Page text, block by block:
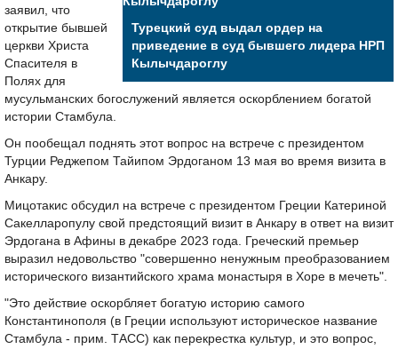
Турецкий суд выдал ордер на
приведение в суд бывшего лидера НРП
Кылычдароглу
заявил, что
открытие бывшей
церкви Христа
Спасителя в
Полях для
мусульманских богослужений является оскорблением богатой
истории Стамбула.
Он пообещал поднять этот вопрос на встрече с президентом
Турции Реджепом Тайипом Эрдоганом 13 мая во время визита в
Анкару.
Мицотакис обсудил на встрече с президентом Греции Катериной
Сакелларопулу свой предстоящий визит в Анкару в ответ на визит
Эрдогана в Афины в декабре 2023 года. Греческий премьер
выразил недовольство "совершенно ненужным преобразованием
исторического византийского храма монастыря в Хоре в мечеть".
"Это действие оскорбляет богатую историю самого
Константинополя (в Греции используют историческое название
Стамбула - прим. ТАСС) как перекрестка культур, и это вопрос,